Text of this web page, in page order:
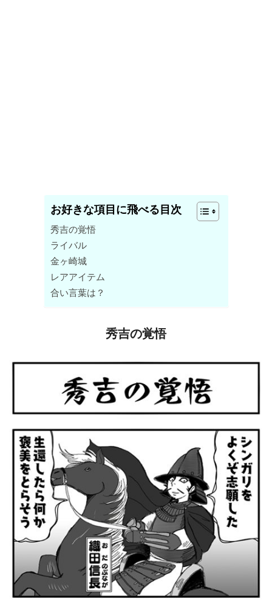
お好きな項目に飛べる目次
秀吉の覚悟
ライバル
金ヶ崎城
レアアイテム
合い言葉は？
秀吉の覚悟